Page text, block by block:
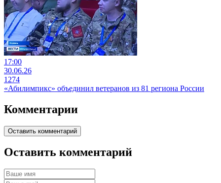
17:00
30.06.26
1274
«Абилимпикс» объединил ветеранов из 81 региона России
Комментарии
Оставить комментарий
Оставить комментарий